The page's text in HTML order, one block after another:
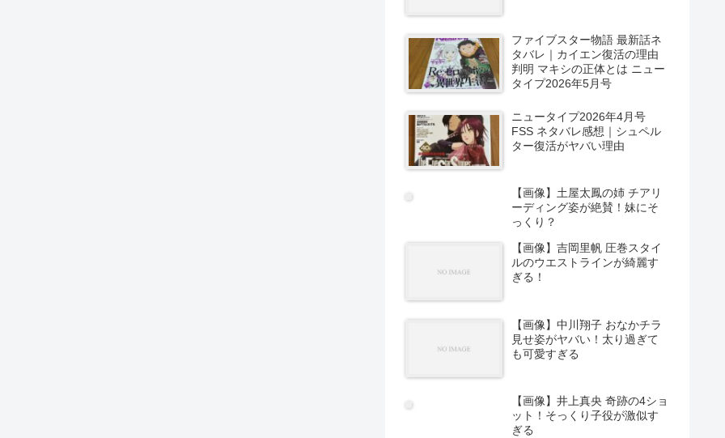
ファイブスター物語 最新話ネ
タバレ｜カイエン復活の理由
判明 マキシの正体とは ニュー
タイプ2026年5月号
ニュータイプ2026年4月号
FSS ネタバレ感想｜シュペル
ター復活がヤバい理由
【画像】土屋太鳳の姉 チアリ
ーディング姿が絶賛！妹にそ
っくり？
【画像】吉岡里帆 圧巻スタイ
ルのウエストラインが綺麗す
ぎる！
【画像】中川翔子 おなかチラ
見せ姿がヤバい！太り過ぎて
も可愛すぎる
【画像】井上真央 奇跡の4ショ
ット！そっくり子役が激似す
ぎる